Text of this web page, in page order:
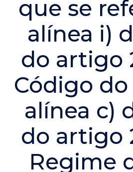
que se
alínea i)
do artigo
Código do
alínea c)
do artigo
Regime